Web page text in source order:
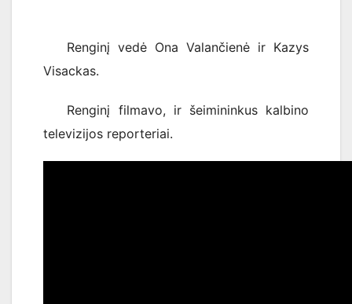
Renginį vedė Ona Valančienė ir Kazys
Visackas.
Renginį filmavo, ir šeimininkus kalbino
televizijos reporteriai.